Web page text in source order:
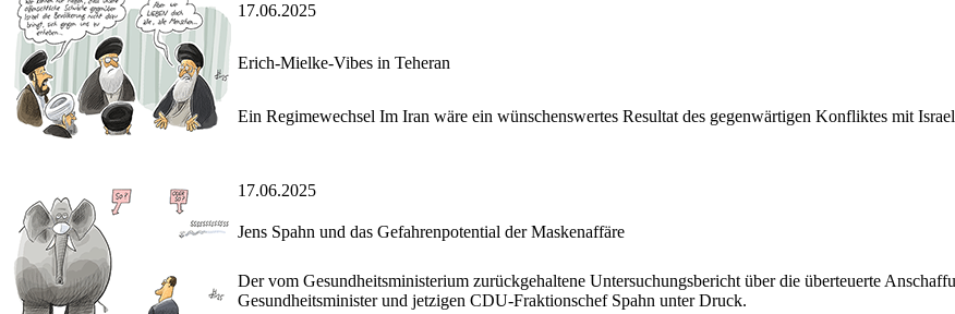
17.06.2025
Erich-Mielke-Vibes in Teheran
Ein Regimewechsel Im Iran wäre ein wünschenswertes Resultat des gegenwärtigen Konfliktes mit
17.06.2025
Jens Spahn und das Gefahrenpotential der Maskenaffäre
Der vom Gesundheitsministerium zurückgehaltene Untersuchungsbericht über die überteuerte
Gesundheitsminister und jetzigen CDU-Fraktionschef Spahn unter Druck.